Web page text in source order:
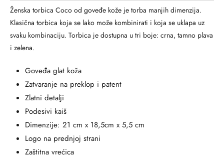
Ženska torbica Coco od goveđe kože je torba manjih dimenzija.
Klasična torbica koja se lako može kombinirati i koja se uklapa uz
svaku kombinaciju. Torbica je dostupna u tri boje: crna, tamno plava
i zelena.
Goveđa glat koža
Zatvaranje na preklop i patent
Zlatni detalji
Podesivi kaiš
Dimenzije: 21 cm x 18,5cm x 5,5 cm
Logo na prednjoj strani
Zaštitna vrećica